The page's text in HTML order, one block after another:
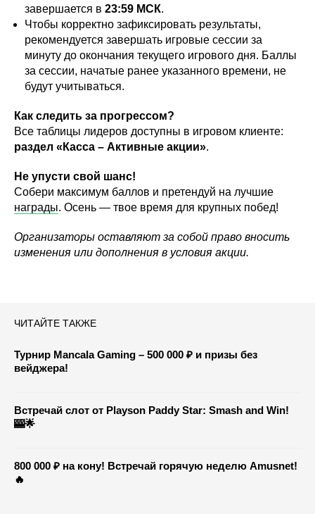
завершается в 23:59 МСК.
Чтобы корректно зафиксировать результаты,
рекомендуется завершать игровые сессии за
минуту до окончания текущего игрового дня. Баллы
за сессии, начатые ранее указанного времени, не
будут учитываться.
Как следить за прогрессом?
Все таблицы лидеров доступны в игровом клиенте:
раздел «Касса – Активные акции».
Не упусти свой шанс!
Собери максимум баллов и претендуй на лучшие
награды. Осень — твое время для крупных побед!
Организаторы оставляют за собой право вносить
изменения или дополнения в условия акции.
ЧИТАЙТЕ ТАКЖЕ
Турнир Mancala Gaming – 500 000 ₽ и призы без
вейджера!
Встречай слот от Playson Paddy Star: Smash and Win!
🎰🌟
800 000 ₽ на кону! Встречай горячую неделю Amusnet!
🔥